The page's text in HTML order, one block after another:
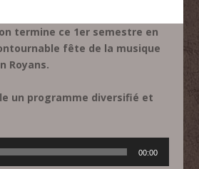
termine ce 1er semestre en
fête de la musique
Royans.
un programme diversifié et
00:00